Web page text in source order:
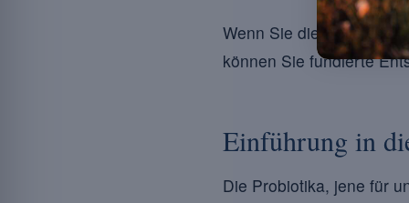
Wenn Sie die Rolle der
können Sie fundierte
Einführung in
Die Probiotika, jene für